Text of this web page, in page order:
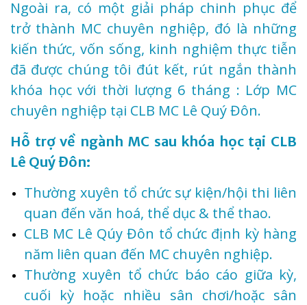
Ngoài ra, có một giải pháp chinh phục để
trở thành MC chuyên nghiệp, đó là những
kiến thức, vốn sống, kinh nghiệm thực tiễn
đã được chúng tôi đút kết, rút ngắn thành
khóa học với thời lượng 6 tháng : Lớp MC
chuyên nghiệp tại CLB MC Lê Quý Đôn.
Hỗ trợ về ngành MC sau khóa học tại CLB
Lê Quý Đôn:
Thường xuyên tổ chức sự kiện/hội thi liên
quan đến văn hoá, thể dục & thể thao.
CLB MC Lê Qúy Đôn tổ chức định kỳ hàng
năm liên quan đến MC chuyên nghiệp.
Thường xuyên tổ chức báo cáo giữa kỳ,
cuối kỳ hoặc nhiều sân chơi/hoặc sân